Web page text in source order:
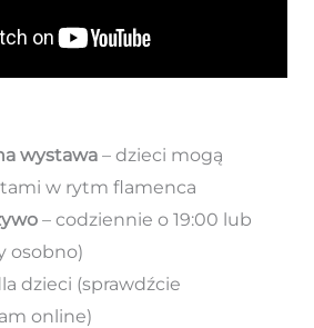
wystawa– dzieci mogą
w rytm flamenca
– codziennie o 19:00 lub
osobno)
dzieci (sprawdźcie
online)